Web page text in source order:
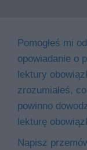
Pomogłeś mi
opowiadanie o
lektury
zrozumiałeś,
powinno
lekturę
Napisz